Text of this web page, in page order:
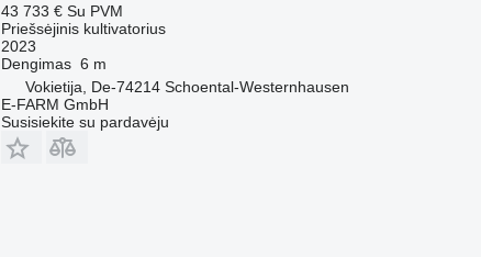
43 733 € Su PVM
Priešsėjinis kultivatorius
2023
Dengimas 6 m
Vokietija, De-74214 Schoental-Westernhausen
E-FARM GmbH
Susisiekite su pardavėju